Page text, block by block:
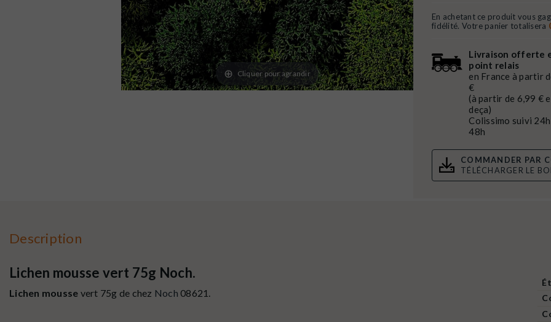
Cliquer pour agrandir
En achetant ce produit vous
fidélité. Votre panier totalisera
Livraison offerte
point relais
en France à partir
€
(à partir de 6,99 €
deça)
Colissimo suivi 24h
48h
COMMANDER PAR
TÉLÉCHARGER LE
Description
Lichen mousse vert 75g Noch.
Lichen mousse vert 75g de chez Noch 08621.